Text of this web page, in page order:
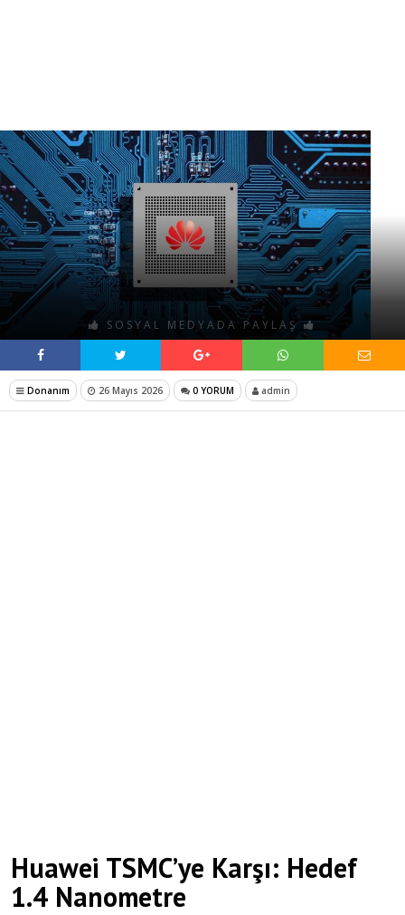
SOSYAL MEDYADA PAYLAŞ
Donanım 26 Mayıs 2026 0 YORUM admin
Huawei TSMC’ye Karşı: Hedef
1.4 Nanometre